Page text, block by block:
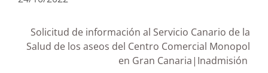
Solicitud de información al Servicio Canario de la
Salud de los aseos del Centro Comercial Monopol
en Gran Canaria|Inadmisión